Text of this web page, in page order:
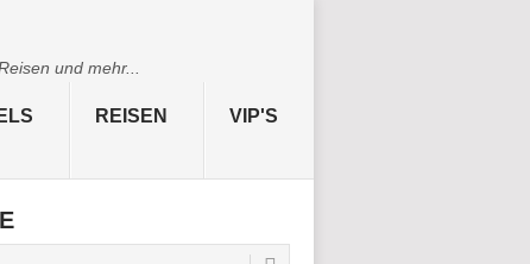
und mehr...
REISEN VIP'S